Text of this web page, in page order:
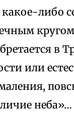
либо
в
или